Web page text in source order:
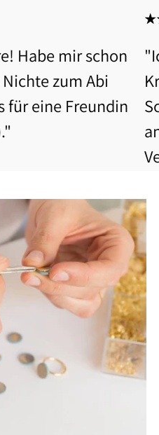
Habe mir schon
zum Abi
für eine Freundin